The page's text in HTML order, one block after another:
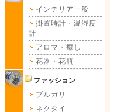
インテリア一般
掛置時計・温湿度
計
アロマ・癒し
花器・花瓶
ファッション
ブルガリ
ネクタイ